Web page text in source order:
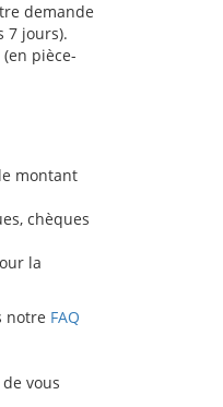
demande
7 jours).
pièce-
montant
chèques
la
notre FAQ
vous